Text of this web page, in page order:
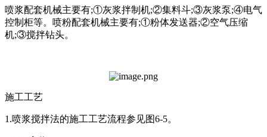
喷浆配套机械主要有;①灰浆拌制机;②集料斗;③灰浆泵;④电气
控制柜等。喷粉配套机械主要有;①粉体发送器;②空气压缩
机;③搅拌钻头。
施工工艺
1.喷浆搅拌法的施工工艺流程参见图6-5。